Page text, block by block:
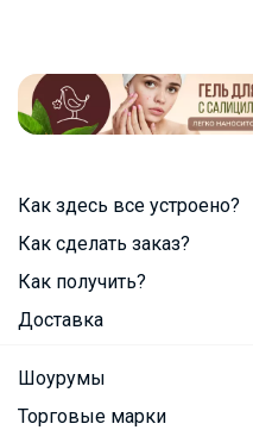
Как здесь все устроено?
Как сделать заказ?
Как получить?
Доставка
Шоурумы
Торговые марки